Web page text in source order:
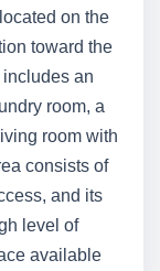
on the
toward the
an
room, a
room with
consists of
and its
level of
available